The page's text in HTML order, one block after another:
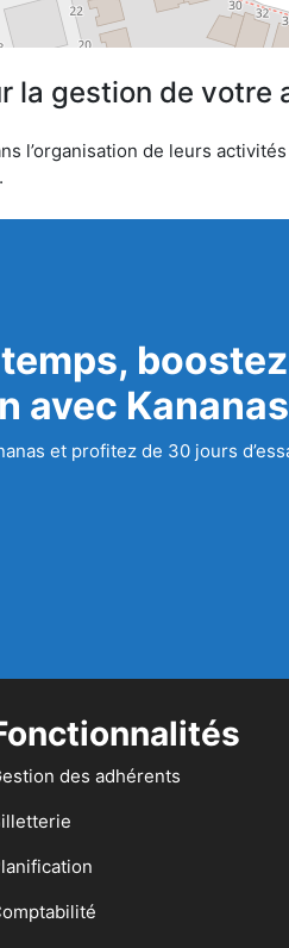
la gestion de votre
l’organisation de leurs
boostez
avec Kananas
et profitez de 30 jours
des adhérents